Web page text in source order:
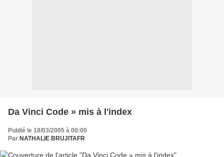
Da Vinci Code » mis à l'index
Publié le 18/03/2005 à 00:00
Par NATHALIE BRUJITAFR